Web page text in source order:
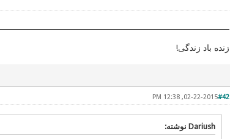
زنده باد زندگی!
#42
02-22-2015, 12:38 PM
Dariush نوشته: